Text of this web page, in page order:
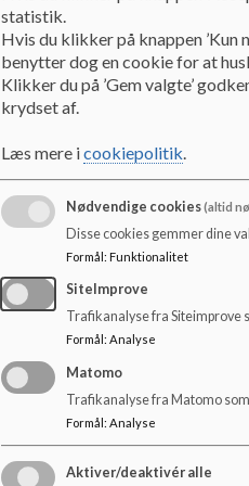
Tale-
Telefon: 21
E-mail:
Tale-høre-
For at et
Rådgivning).
udfyldes af
forældre og
Ved
behov for
behov for
perioder
på forståelse,
statistik.
Hvis du klikker på knappen
benytter dog en cookie for at
Klikker du på ’Gem valgte’
krydset af.
Læs mere icookiepolitik.
Nødvendige cookies(altid
Disse cookies gemmer dine
Formål: Funktionalitet
SiteImprove
Trafikanalyse fra Siteimprove
Formål : Analyse
Matomo
Trafikanalyse fra Matomo
Formål : Analyse
Aktiver/deaktivér alle